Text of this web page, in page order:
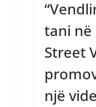
tani në
Street
një